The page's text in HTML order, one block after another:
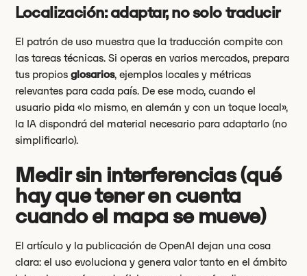
Localización: adaptar, no solo traducir
El patrón de uso muestra que la traducción compite con
las tareas técnicas. Si operas en varios mercados, prepara
tus propiosglosarios, ejemplos locales y métricas
relevantes para cada país. De ese modo, cuando el
usuario pida «lo mismo, en alemán y con un toque local»,
la IA dispondrá del material necesario para adaptarlo (no
simplificarlo).
Medir sin interferencias (qué
hay que tener en cuenta
cuando el mapa se mueve)
El artículo y la publicación de OpenAI dejan una cosa
clara: el uso evoluciona y genera valor tanto en el ámbito